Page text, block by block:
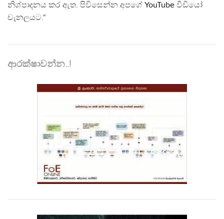
නිශ්පාදනය කර ඇත. පිවිසෙන්න අපගේ YouTube වීඩියෝ
චැනලයට."
ආරක්ෂාවන්න..!